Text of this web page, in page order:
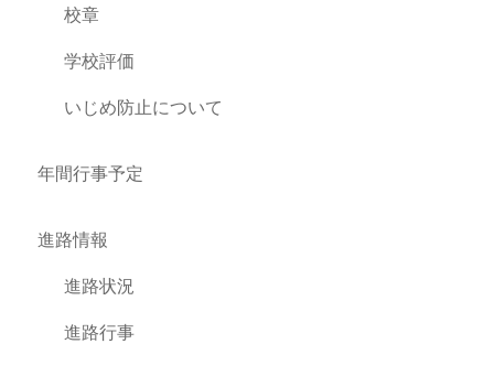
校章
学校評価
いじめ防止について
年間行事予定
進路情報
進路状況
進路行事